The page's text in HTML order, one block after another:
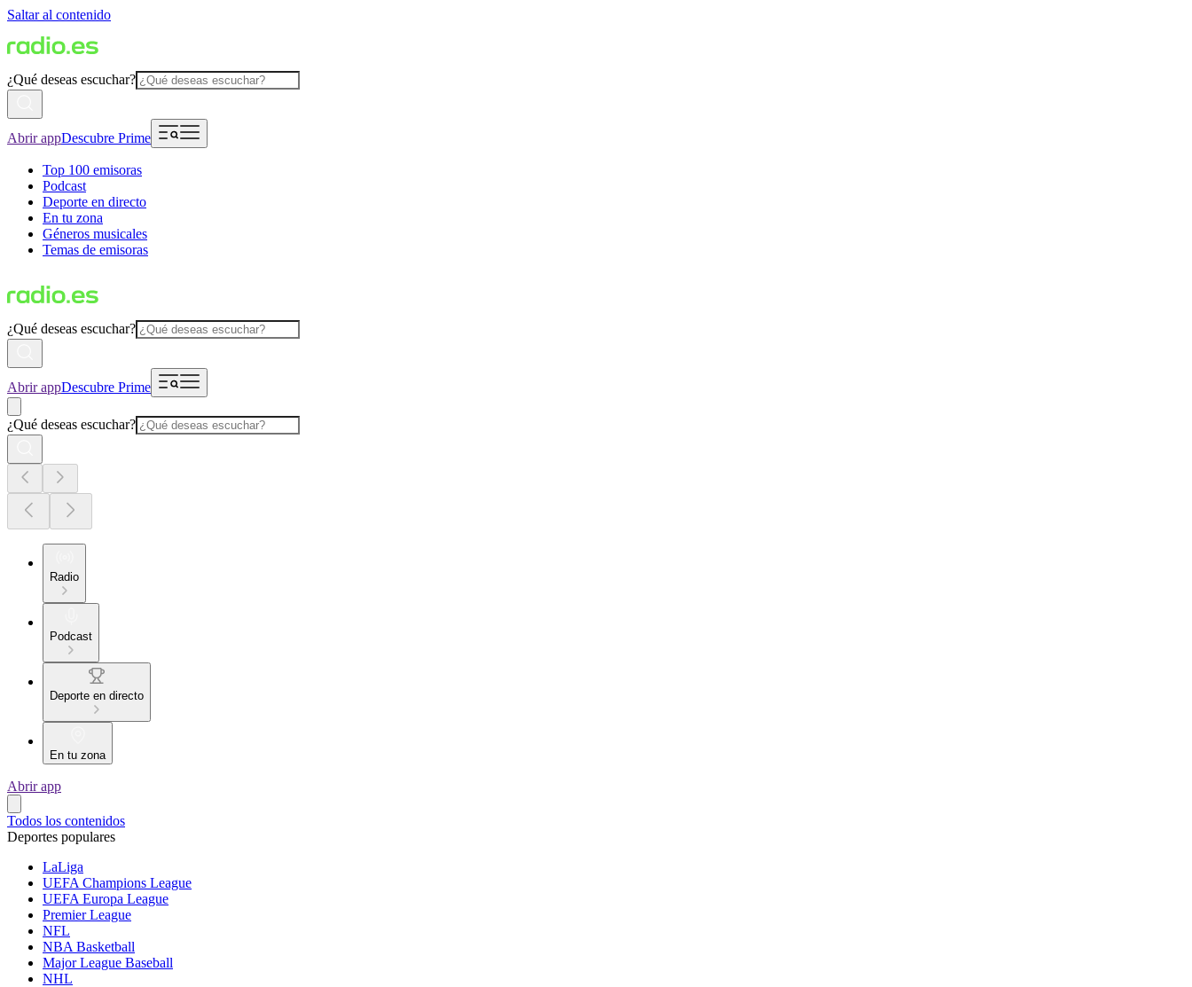
Saltar al contenido
¿Qué deseas escuchar?
Abrir appDescubre Prime
Top 100 emisoras
Podcast
Deporte en directo
En tu zona
Géneros musicales
Temas de emisoras
¿Qué deseas escuchar?
Abrir appDescubre Prime
¿Qué deseas escuchar?
Radio
Podcast
Deporte en directo
En tu zona
Abrir app
Todos los contenidos
Deportes populares
LaLiga
UEFA Champions League
UEFA Europa League
Premier League
NFL
NBA Basketball
Major League Baseball
NHL